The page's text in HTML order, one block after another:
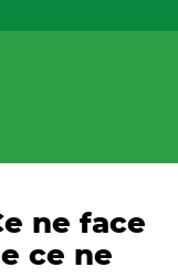
ne face
ce ne